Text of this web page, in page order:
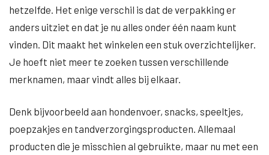
hetzelfde. Het enige verschil is dat de verpakking er
anders uitziet en dat je nu alles onder één naam kunt
vinden. Dit maakt het winkelen een stuk overzichtelijker.
Je hoeft niet meer te zoeken tussen verschillende
merknamen, maar vindt alles bij elkaar.
Denk bijvoorbeeld aan hondenvoer, snacks, speeltjes,
poepzakjes en tandverzorgingsproducten. Allemaal
producten die je misschien al gebruikte, maar nu met een